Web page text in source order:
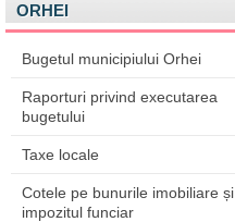
ORHEI
Bugetul municipiului Orhei
Raporturi privind executarea
bugetului
Taxe locale
Cotele pe bunurile imobiliare și
impozitul funciar